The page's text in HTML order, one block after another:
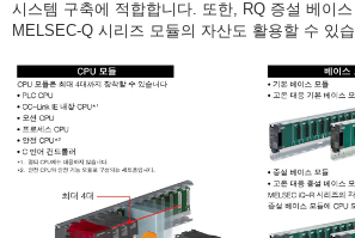
시스템 구축에 적합합니다. 또한, RQ 증설 베이
MELSEC-Q 시리즈 모듈의 자산도 활용할 수 있